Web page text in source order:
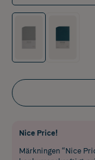
Nice Price!
Märkningen “Nice